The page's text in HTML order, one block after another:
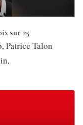
sur 25
Patrice Talon